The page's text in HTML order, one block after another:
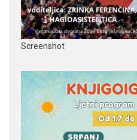
Screenshot